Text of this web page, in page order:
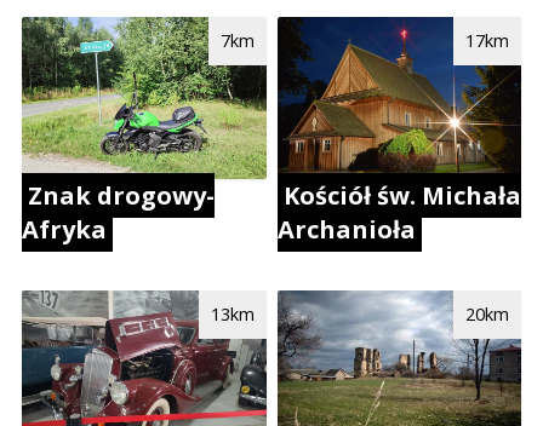
Znak drogowy-
Afryka
7km
13km
Kościół św. Michała
Archanioła
17km
20km